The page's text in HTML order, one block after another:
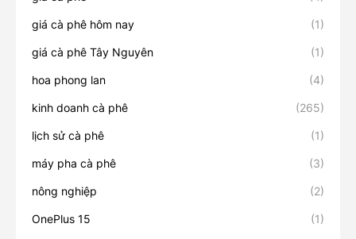
giá cà phê hôm nay (1)
giá cà phê Tây Nguyên (1)
hoa phong lan (4)
kinh doanh cà phê (265)
lịch sử cà phê (1)
máy pha cà phê (3)
nông nghiệp (2)
OnePlus 15 (1)